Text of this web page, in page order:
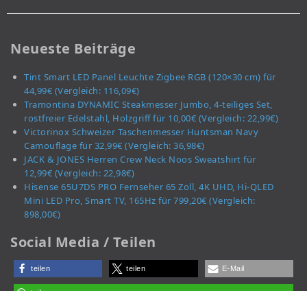
Neueste Beiträge
Tint Smart LED Panel Leuchte Zigbee RGB (120×30 cm) für
44,99€ (Vergleich: 116,09€)
Tramontina DYNAMIC Steakmesser Jumbo, 4-teiliges Set,
rostfreier Edelstahl, Holzgriff für 10,00€ (Vergleich: 22,99€)
Victorinox Schweizer Taschenmesser Huntsman Navy
Camouflage für 32,99€ (Vergleich: 36,98€)
JACK & JONES Herren Crew Neck Noos Sweatshirt für
12,99€ (Vergleich: 22,98€)
Hisense 65U7DS PRO Fernseher 65 Zoll, 4K UHD, Hi-QLED
Mini LED Pro, Smart TV, 165Hz für 799,20€ (Vergleich:
898,00€)
Social Media / Teilen
teilen teilen E-Mail